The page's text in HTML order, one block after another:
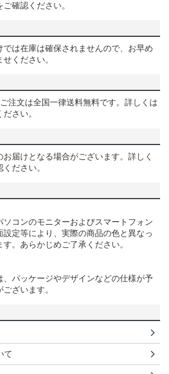
ご確認ください。
では在庫は確保されませんので、お早め
ください。
注文は全国一律送料無料です。詳しくは
さい。
届けとなる場合がございます。詳しく
ださい。
コンのモニターおよびスマートフォン
定等により、実際の商品の色と異なっ
。あらかじめご了承ください。
パッケージやデザインなどの仕様が予
ざいます。
て